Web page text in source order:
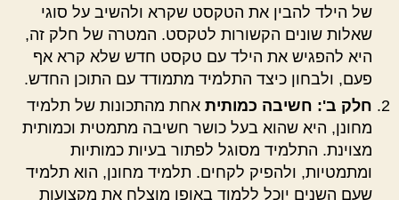
של הילד להבין את הטקסט שקרא ולהשיב על סוגי
שאלות שונים הקשורות לטקסט. המטרה של חלק זה,
היא להפגיש את הילד עם טקסט חדש שלא קרא אף
פעם, ולבחון כיצד התלמיד מתמודד עם התוכן החדש.
חלק ב': חשיבה כמותית אחת מהתכונות של תלמיד
מחונן, היא שהוא בעל כושר חשיבה מתמטית וכמותית
מצוינת. התלמיד מסוגל לפתור בעיות כמותיות
ומתמטיות, ולהפיק לקחים. תלמיד מחונן, הוא תלמיד
שעם השנים יוכל ללמוד באופן מוצלח את מקצועות